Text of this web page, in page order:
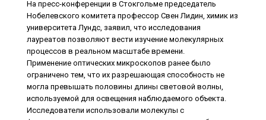
процессов в реальном масштабе времени.
Применение оптических микроскопов ранее было
ограничено тем, что их разрешающая способность не
могла превышать половины длины световой волны,
используемой для освещения наблюдаемого объекта.
Исследователи использовали молекулы с
флуоресцентным излучением, что позволяет добиться
гораздо более высокого разрешения оптического
микроскопа.
Это позволило впервые получить изображения